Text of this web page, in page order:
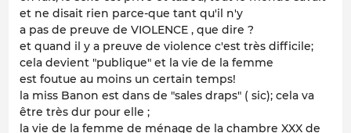
et ne disait rien parce-que tant qu'il n'y
a pas de preuve de VIOLENCE , que dire ?
et quand il y a preuve de violence c'est très difficile;
cela devient "publique" et la vie de la femme
est foutue au moins un certain temps!
la miss Banon est dans de "sales draps" ( sic); cela va
être très dur pour elle ;
la vie de la femme de ménage de la chambre XXX de